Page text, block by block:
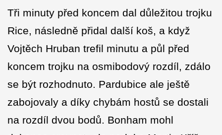
Tři minuty před koncem dal důležitou trojku
Rice, následně přidal další koš, a když
Vojtěch Hruban trefil minutu a půl před
koncem trojku na osmibodový rozdíl, zdálo
se být rozhodnuto. Pardubice ale ještě
zabojovaly a díky chybám hostů se dostali
na rozdíl dvou bodů. Bonham mohl